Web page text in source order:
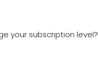
your subscription level?